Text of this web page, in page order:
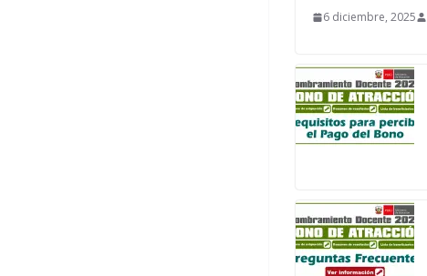
6 diciembre, 2025